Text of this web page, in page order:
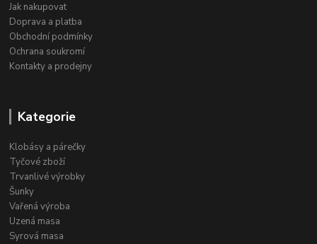
Jak nakupovat
Doprava a platba
Obchodní podmínky
Ochrana soukromí
Kontakty a prodejny
Kategorie
Klobásy a párečky
Tyčové zboží
Trvanlivé výrobky
Šunky
Vařená výroba
Uzená masa
Syrová masa